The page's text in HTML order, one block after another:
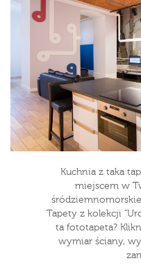
Kuchnia z taka
miejscem w
Tapety z kolekcji
ta fototapeta?
wymiar ściany,